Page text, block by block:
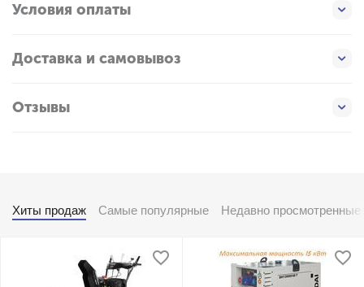
Условия оплаты
Доставка и самовывоз
Отзывы
Хиты продаж Самые популярные Недавно просмотренные